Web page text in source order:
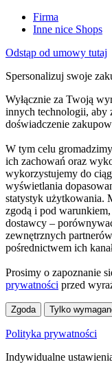
Firma
Inne nice Shops
Odstąp od umowy tutaj
Spersonalizuj swoje
Wyłącznie za Twoją
innych technologii, aby
doświadczenie
W tym celu
ich zachowań oraz
wykorzystujemy do
wyświetlania
statystyk użytkowania.
zgodą i pod warunkiem,
dostawcy –
zewnętrznych
pośrednictwem ich
Prosimy o zapoznanie
prywatności przed
Zgoda Tylko
Polityka prywatności
Indywidualne